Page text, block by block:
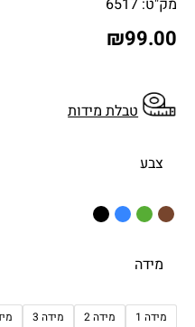
מק"ט: 6517
₪99.00
טבלת מידות
צבע
מידה
מידה 1 מידה 2 מידה 3